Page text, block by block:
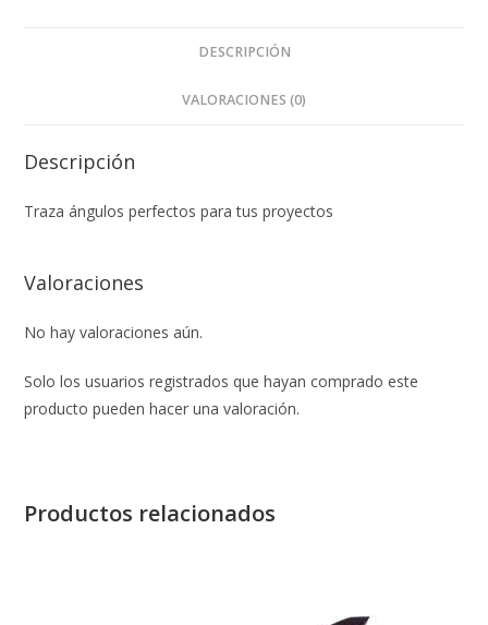
DESCRIPCIÓN
VALORACIONES (0)
Descripción
Traza ángulos perfectos para tus proyectos
Valoraciones
No hay valoraciones aún.
Solo los usuarios registrados que hayan comprado este
producto pueden hacer una valoración.
Productos relacionados